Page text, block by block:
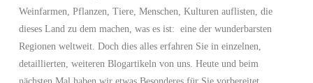
Weinfarmen, Pflanzen, Tiere, Menschen, Kulturen auflisten, die
dieses Land zu dem machen, was es ist: eine der wunderbarsten
Regionen weltweit. Doch dies alles erfahren Sie in einzelnen,
detaillierten, weiteren Blogartikeln von uns. Heute und beim